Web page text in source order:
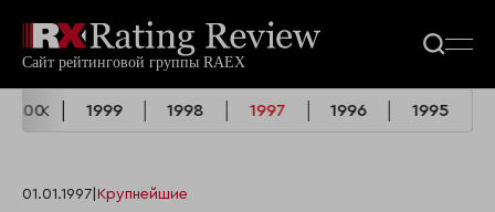
2000 1999 1998 1997 1996 1995
01.01.1997 Крупнейшие